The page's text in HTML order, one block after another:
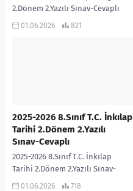
2.Dönem 2.Yazılı Sınav-Cevaplı
Hanife Saraç PÜRÇEK
01.06.2026 821
2025-2026 8.Sınıf T.C. İnkılap
Tarihi 2.Dönem 2.Yazılı
Sınav-Cevaplı
2025-2026 8.Sınıf T.C. İnkılap
Tarihi 2.Dönem 2.Yazılı Sınav-
Cevaplı Hanife Saraç PÜRÇEK
01.06.2026 718